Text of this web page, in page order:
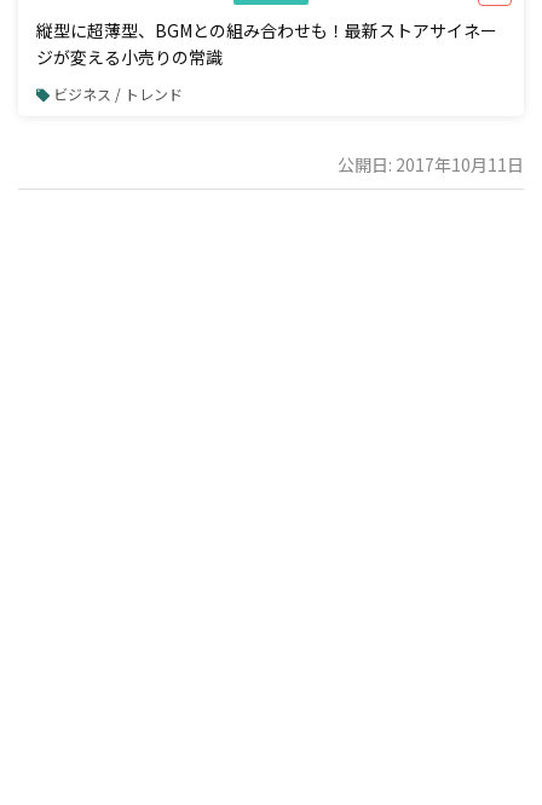
縦型に超薄型、BGMとの組み合わせも！最新ストアサイネー
ジが変える小売りの常識
ビジネス / トレンド
公開日: 2017年10月11日